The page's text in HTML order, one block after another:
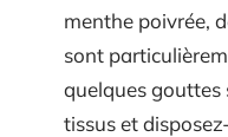
menthe poivrée,
sont
quelques gouttes
tissus et